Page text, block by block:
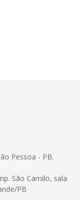
Pessoa - PB.
São Camilo, sala
PB